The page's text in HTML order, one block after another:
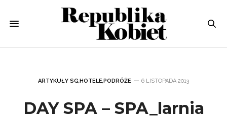
ARTYKUŁY SG,HOTELE,PODRÓŻE 6 LISTOPADA 2013
DAY SPA – SPA_larnia